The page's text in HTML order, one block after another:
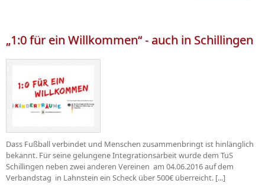
„1:0 für ein Willkommen“ - auch in Schillingen
Dass Fußball verbindet und Menschen zusammenbringt ist hinlänglich
bekannt. Für seine gelungene Integrationsarbeit wurde dem TuS
Schillingen neben zwei anderen Vereinen am 04.06.2016 auf dem
Verbandstag in Lahnstein ein Scheck über 500€ überreicht. [...]